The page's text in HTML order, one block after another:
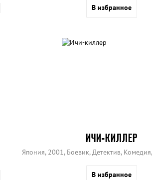
В избранное
ИЧИ-КИЛЛЕР
Япония, 2001, Боевик, Детектив,
В избранное